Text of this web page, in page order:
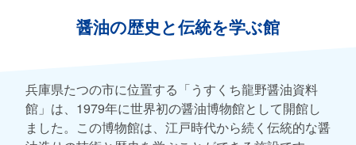
醤油の歴史と伝統を学ぶ館
兵庫県たつの市に位置する「うすくち龍野醤油資料
館」は、1979年に世界初の醤油博物館として開館し
ました。この博物館は、江戸時代から続く伝統的な醤